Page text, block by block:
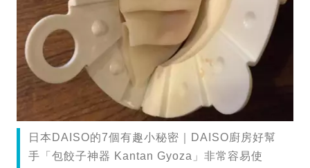
日本DAISO的7個有趣小秘密｜DAISO廚房好幫
手「包餃子神器 Kantan Gyoza」非常容易使